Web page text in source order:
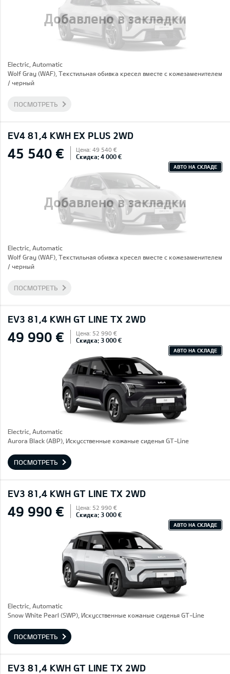
Добавлено в закладки
Electric, Automatic
Wolf Gray (WAF), Текстильная обивка кресел вместе с кожезаменителем
/ черный
ПОСМОТРЕТЬ
EV4 81,4 KWH EX PLUS 2WD
Добавлено в закладки
45 540 € Цена: 49 540 €
Скидка: 4 000 €
АВТО НА СКЛАДЕ
Electric, Automatic
Wolf Gray (WAF), Текстильная обивка кресел вместе с кожезаменителем
/ черный
ПОСМОТРЕТЬ
EV3 81,4 KWH GT LINE TX 2WD
49 990 € Цена: 52 990 €
Скидка: 3 000 €
АВТО НА СКЛАДЕ
Electric, Automatic
Aurora Black (ABP), Искусственные кожаные сиденья GT-Line
ПОСМОТРЕТЬ
EV3 81,4 KWH GT LINE TX 2WD
49 990 € Цена: 52 990 €
Скидка: 3 000 €
АВТО НА СКЛАДЕ
Electric, Automatic
Snow White Pearl (SWP), Искусственные кожаные сиденья GT-Line
ПОСМОТРЕТЬ
EV3 81,4 KWH GT LINE TX 2WD